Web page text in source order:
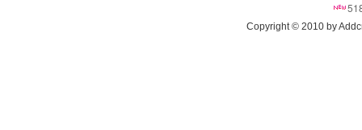
Copyright © 2010 by